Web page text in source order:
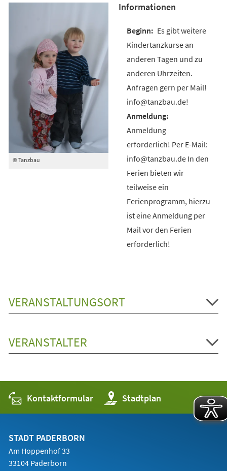
© Tanzbau
Informationen
Es gibt weitere
Kindertanzkurse an
anderen Tagen und zu
anderen Uhrzeiten.
Anfragen gern per Mail!
info@tanzbau.de!
Anmeldung
erforderlich! Per E-Mail:
info@tanzbau.de In den
Ferien bieten wir
teilweise ein
Ferienprogramm, hierzu
ist eine Anmeldung per
Mail vor den Ferien
erforderlich!
VERANSTALTUNGSORT
VERANSTALTER
Kontaktformular Stadtplan
(Öffnet
in
einem
STADT PADERBORN
Am Hoppenhof 33
33104 Paderborn